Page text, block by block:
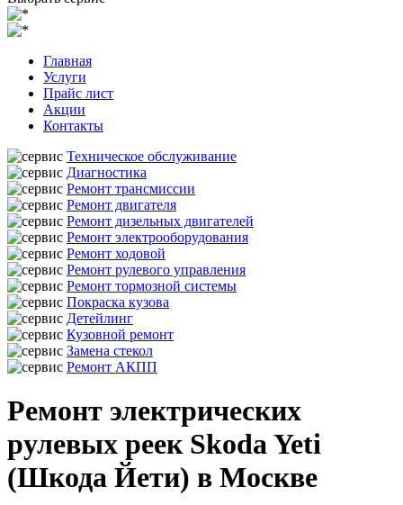
Главная
Услуги
Прайс лист
Акции
Контакты
Техническое обслуживание
Диагностика
Ремонт трансмиссии
Ремонт двигателя
Ремонт дизельных двигателей
Ремонт электрооборудования
Ремонт ходовой
Ремонт рулевого управления
Ремонт тормозной системы
Покраска кузова
Детейлинг
Кузовной ремонт
Замена стекол
Ремонт АКПП
Ремонт электрических
рулевых реек Skoda Yeti
(Шкода Йети) в Москве